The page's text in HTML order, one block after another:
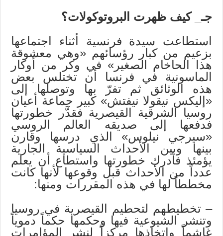
جـ_ كيف ظهرت البروتوكولات؟
استطاعت سيدة فرنسية أثناء اجتماعها
بزعيم من كبار رؤسائهم «وهي معشوقة
هذا الحاخام الصغير» في وكر من أوكار
الماسونية في فرنسا أن تختلس بعض
هذه الوثائق ثم تفرّ بها وتوصلها إلى
«إليكس نيقولا نيفتش» كبير جماعة أعيان
روسيا الشرقية القيصرية فقدَّر خطورتها
فدفعها إلى صديقه العالم الروسي
«سيرجي نيلوس» الذي درسها وقارن
بينها وبين الأحداث السياسية الجارية
يؤمئذ فأدرك خطورتها واستطاع أن يعلم
عدداً من الأحداث قبل وقوعها لأنها كانت
مخططاً لها في هذه المقررات ومنها:
– تخطيطهم لتحطيم القيصرية في روسيا
وتنشر الشيوعية فيها وحكمها حكماً دموياً
غاشماً واتخاذها مركزاً لنشر المؤامرات